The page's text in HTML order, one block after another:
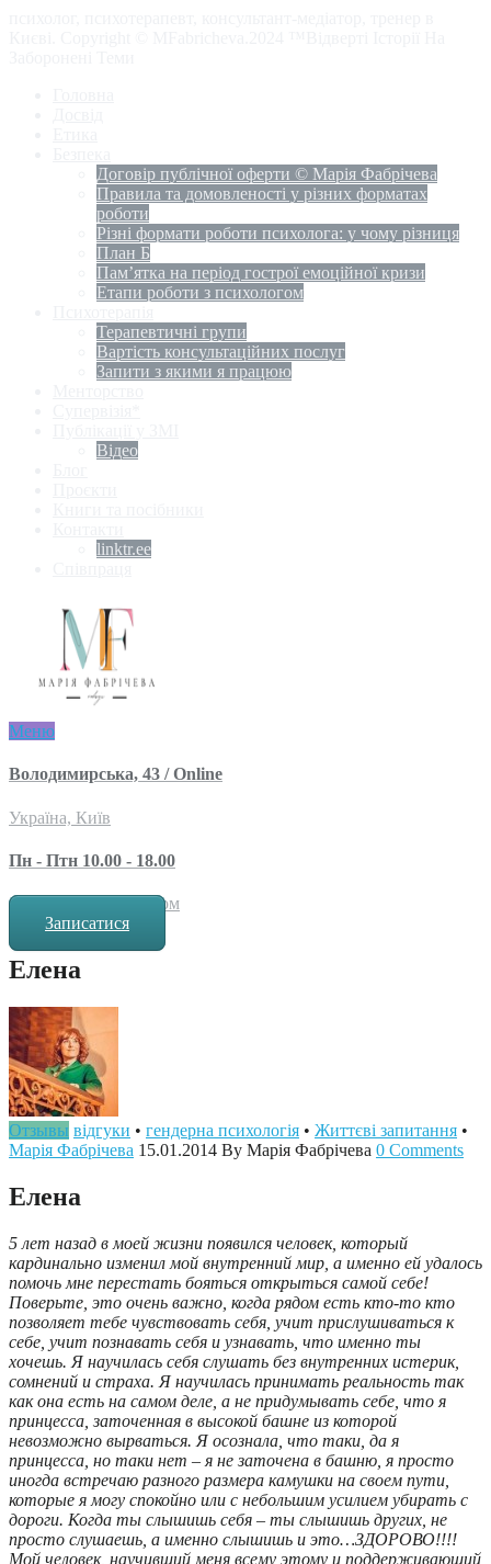
Договір публічної оферти © Марія Фабрічева
Правила та домовленості у різних форматах
роботи
Різні формати роботи психолога: у чому різниця
План Б
Пам’ятка на період гострої емоційної кризи
Етапи роботи з психологом
Терапевтичні групи
Вартість консультаційних послуг
Запити з якими я працюю
Відео
linktr.ee
Меню
Володимирська, 43 / Online
Україна, Київ
Пн - Птн 10.00 - 18.00
за попереднім записом
Записатися
Елена
Отзывы відгуки • гендерна психологія • Життєві запитання •
Марія Фабрічева 15.01.2014 By Марія Фабрічева 0 Comments
Елена
5 лет назад в моей жизни появился человек, который
кардинально изменил мой внутренний мир, а именно ей удалось
помочь мне перестать бояться открыться самой себе!
Поверьте, это очень важно, когда рядом есть кто-то кто
позволяет тебе чувствовать себя, учит прислушиваться к
себе, учит познавать себя и узнавать, что именно ты
хочешь. Я научилась себя слушать без внутренних истерик,
сомнений и страха. Я научилась принимать реальность так
как она есть на самом деле, а не придумывать себе, что я
принцесса, заточенная в высокой башне из которой
невозможно вырваться. Я осознала, что таки, да я
принцесса, но таки нет – я не заточена в башню, я просто
иногда встречаю разного размера камушки на своем пути,
которые я могу спокойно или с небольшим усилием убирать с
дороги. Когда ты слышишь себя – ты слышишь других, не
просто слушаешь, а именно слышишь и это…ЗДОРОВО!!!!
Мой человек, научивший меня всему этому и поддерживающий